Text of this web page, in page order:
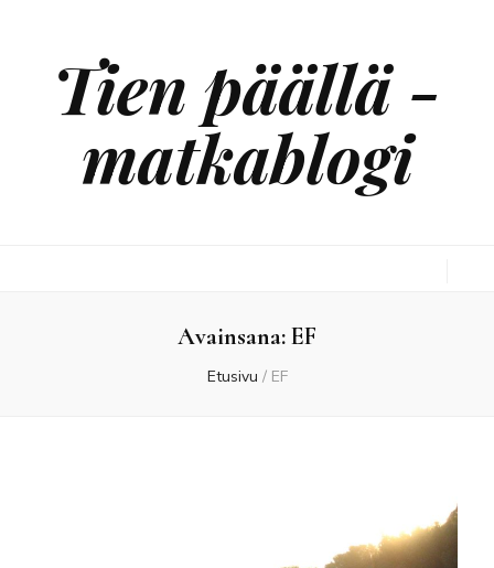
Tien päällä -
matkablogi
Avainsana:EF
Etusivu / EF